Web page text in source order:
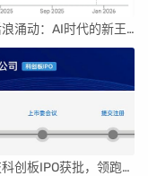
英伟达后浪涌动：AI时代的新王者与隐忧
鑫华科技科创板IPO获批，领跑国内半导体材料市场